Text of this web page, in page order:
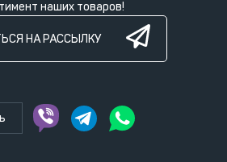
наших товаров!
НА РАССЫЛКУ